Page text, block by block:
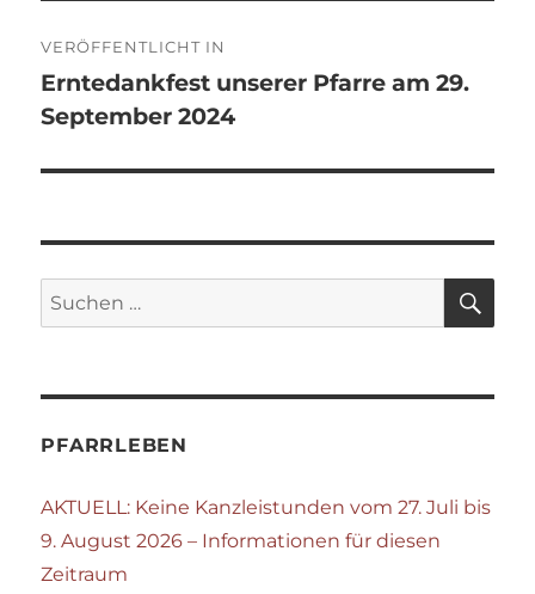
VERÖFFENTLICHT IN
Erntedankfest unserer Pfarre am 29.
September 2024
Suchen
nach:
PFARRLEBEN
AKTUELL: Keine Kanzleistunden vom 27. Juli bis
9. August 2026 – Informationen für diesen
Zeitraum